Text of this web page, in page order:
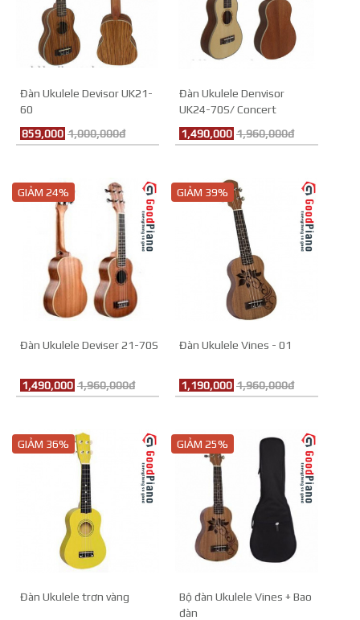
Đàn Ukulele Devisor UK21-
60
859,000 1,000,000đ
Đàn Ukulele Denvisor
UK24-70S/ Concert
1,490,000 1,960,000đ
GIẢM 24%
Đàn Ukulele Deviser 21-70S
1,490,000 1,960,000đ
GIẢM 39%
Đàn Ukulele Vines - 01
1,190,000 1,960,000đ
GIẢM 36%
Đàn Ukulele trơn vàng
GIẢM 25%
Bộ đàn Ukulele Vines + Bao
đàn